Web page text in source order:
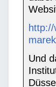
Und